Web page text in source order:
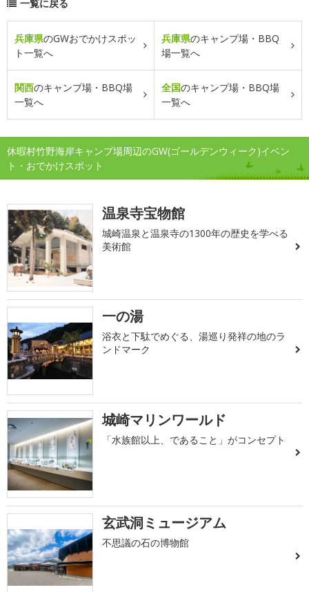
一覧に戻る
兵庫県のGWおでかけスポッ
ト一覧へ
兵庫県のキャンプ場・BBQ
場一覧へ
関西のキャンプ場・BBQ場
一覧へ
全国のキャンプ場・BBQ場
一覧へ
休暇村竹野海岸キャンプ場周辺のGW(ゴールデンウィーク)イベン
ト・おでかけスポット
温泉寺宝物館
城崎温泉と温泉寺の1300年の歴史を学べる
美術館
一の湯
浴衣と下駄でめぐる、湯巡り発祥の地のラ
ンドマーク
城崎マリンワールド
「水族館以上、であること」がコンセプト
玄武洞ミュージアム
不思議の石の博物館